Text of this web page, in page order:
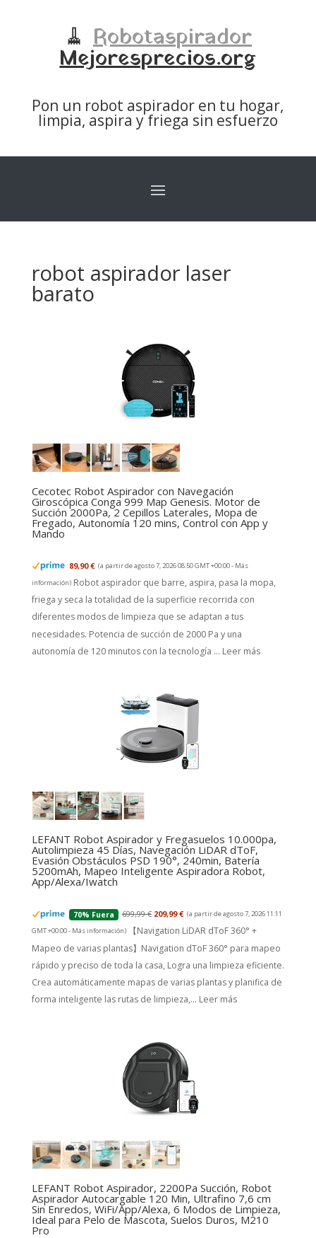
🧹 Robotaspirador
Mejoresprecios.org
Pon un robot aspirador en tu hogar,
limpia, aspira y friega sin esfuerzo
robot aspirador laser
barato
Cecotec Robot Aspirador con Navegación
Giroscópica Conga 999 Map Genesis. Motor de
Succión 2000Pa, 2 Cepillos Laterales, Mopa de
Fregado, Autonomía 120 mins, Control con App y
Mando
89,90 € (a partir de agosto 7, 2026 08:50 GMT +00:00 - Más
información) Robot aspirador que barre, aspira, pasa la mopa,
friega y seca la totalidad de la superficie recorrida con
diferentes modos de limpieza que se adaptan a tus
necesidades. Potencia de succión de 2000 Pa y una
autonomía de 120 minutos con la tecnología ... Leer más
LEFANT Robot Aspirador y Fregasuelos 10.000pa,
Autolimpieza 45 Días, Navegación LiDAR dToF,
Evasión Obstáculos PSD 190°, 240min, Batería
5200mAh, Mapeo Inteligente Aspiradora Robot,
App/Alexa/Iwatch
70% Fuera 699,99 € 209,99 € (a partir de agosto 7, 2026 11:11
GMT +00:00 - Más información)
【Navigation LiDAR dToF 360° +
Mapeo de varias plantas】Navigation dToF 360° para mapeo
rápido y preciso de toda la casa, Logra una limpieza eficiente.
Crea automáticamente mapas de varias plantas y planifica de
forma inteligente las rutas de limpieza,... Leer más
LEFANT Robot Aspirador, 2200Pa Succión, Robot
Aspirador Autocargable 120 Min, Ultrafino 7,6 cm
Sin Enredos, WiFi/App/Alexa, 6 Modos de Limpieza,
Ideal para Pelo de Mascota, Suelos Duros, M210
Pro